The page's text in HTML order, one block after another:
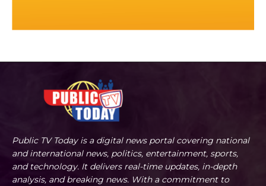
Public TV Today is a digital news portal covering national
and international news, politics, entertainment, sports,
and technology. It delivers real-time updates, in-depth
analysis, and breaking news. With a commitment to